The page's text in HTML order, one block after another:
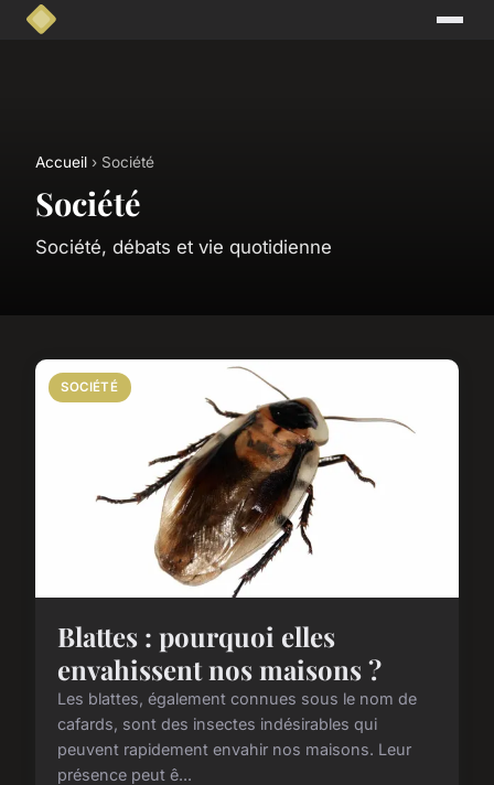
Accueil › Société
Société
Société, débats et vie quotidienne
SOCIÉTÉ
Blattes : pourquoi elles
envahissent nos maisons ?
Les blattes, également connues sous le nom de
cafards, sont des insectes indésirables qui
peuvent rapidement envahir nos maisons. Leur
présence peut ê...